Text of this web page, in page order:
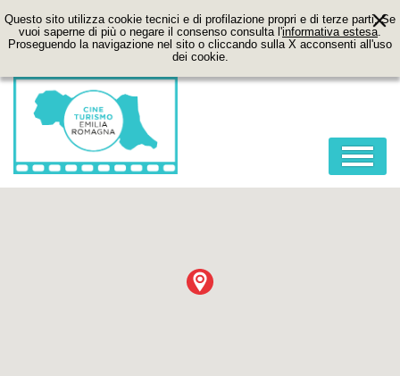
Questo sito utilizza cookie tecnici e di profilazione propri e di terze parti. Se
vuoi saperne di più o negare il consenso consulta l'informativa estesa.
Proseguendo la navigazione nel sito o cliccando sulla X acconsenti all'uso
dei cookie.
FILM
LOCATION